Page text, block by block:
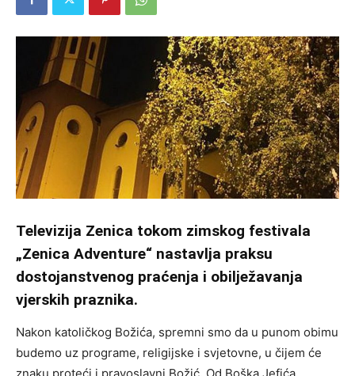
Televizija Zenica tokom zimskog festivala
„Zenica Adventure“ nastavlja praksu
dostojanstvenog praćenja i obilježavanja
vjerskih praznika.
Nakon katoličkog Božića, spremni smo da u punom obimu
budemo uz programe, religijske i svjetovne, u čijem će